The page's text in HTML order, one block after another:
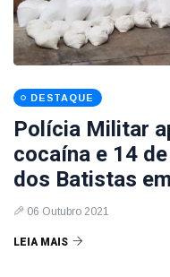
DESTAQUE
Polícia Militar
cocaína e 14
dos Batistas
06 Outubro 2021
LEIA MAIS